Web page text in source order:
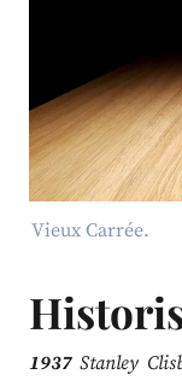
Vieux Carrée.
1937Stanley